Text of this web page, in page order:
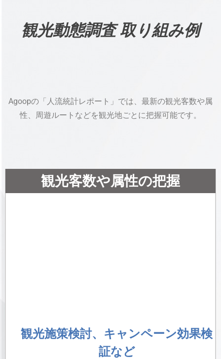
観光動態調査 取り組み例
Agoopの「人流統計レポート」では、 最新の観光客数や属
性、周遊ルートなどを観光地ごとに把握可能です。
観光客数や属性の把握
観光施策検討、キャンペーン効果検
証など